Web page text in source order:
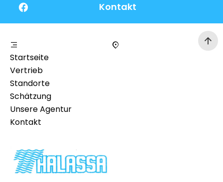
Kontakt
Startseite
Vertrieb
Standorte
Schätzung
Unsere Agentur
Kontakt